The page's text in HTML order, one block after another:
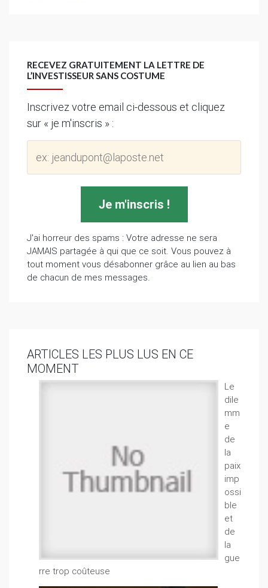
RECEVEZ GRATUITEMENT LA LETTRE DE
L’INVESTISSEUR SANS COSTUME
Inscrivez votre email ci-dessous et cliquez
sur « je m'inscris » :
J'ai horreur des spams : Votre adresse ne sera
JAMAIS partagée à qui que ce soit. Vous pouvez à
tout moment vous désabonner grâce au lien au bas
de chacun de mes messages.
ARTICLES LES PLUS LUS EN CE
MOMENT
Le
dile
mm
e
de
la
paix
imp
ossi
ble
et
de
la
gue
rre trop coûteuse